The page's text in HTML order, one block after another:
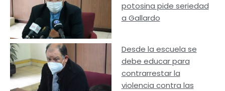
potosina pide seriedad
a Gallardo
Desde la escuela se
debe educar para
contrarrestar la
violencia contra las